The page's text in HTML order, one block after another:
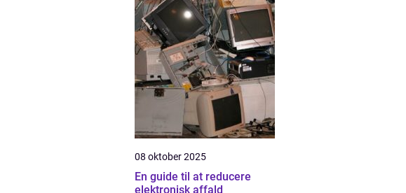
08 oktober 2025
En guide til at reducere
elektronisk affald